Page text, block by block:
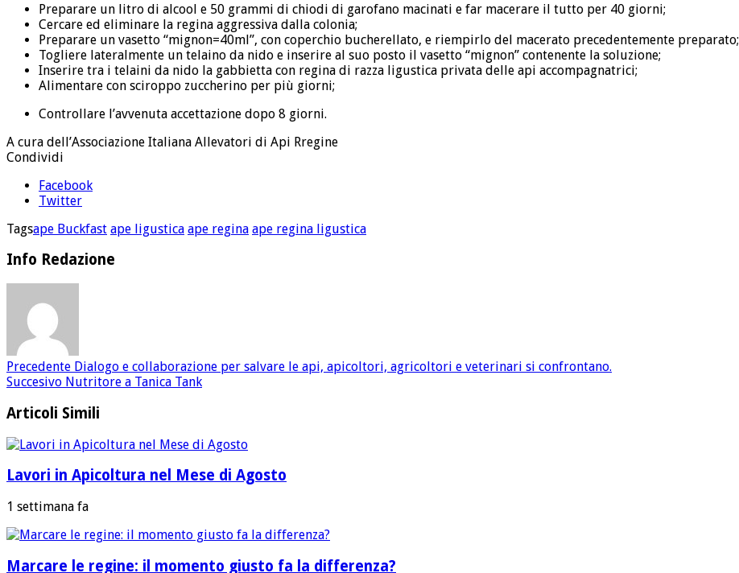
Preparare un litro di alcool e 50 grammi di chiodi di garofano macinati e far macerare il tutto per 40 giorni;
Cercare ed eliminare la regina aggressiva dalla colonia;
Preparare un vasetto “mignon=40ml”, con coperchio bucherellato, e riempirlo del macerato precedentemente preparato;
Togliere lateralmente un telaino da nido e inserire al suo posto il vasetto “mignon” contenente la soluzione;
Inserire tra i telaini da nido la gabbietta con regina di razza ligustica privata delle api accompagnatrici;
Alimentare con sciroppo zuccherino per più giorni;
Controllare l’avvenuta accettazione dopo 8 giorni.
A cura dell’Associazione Italiana Allevatori di Api Rregine
Condividi
Facebook
Twitter
Tagsape Buckfast ape ligustica ape regina ape regina ligustica
Info Redazione
Precedente Dialogo e collaborazione per salvare le api, apicoltori, agricoltori e veterinari si confrontano.
Succesivo Nutritore a Tanica Tank
Articoli Simili
Lavori in Apicoltura nel Mese di Agosto
1 settimana fa
Marcare le regine: il momento giusto fa la differenza?